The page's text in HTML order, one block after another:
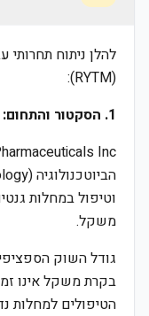
(RYTM):
1. הסקטור והתחום:
וטיפול במחלות
משקל.
גודל השוק
בקרת משקל אינו